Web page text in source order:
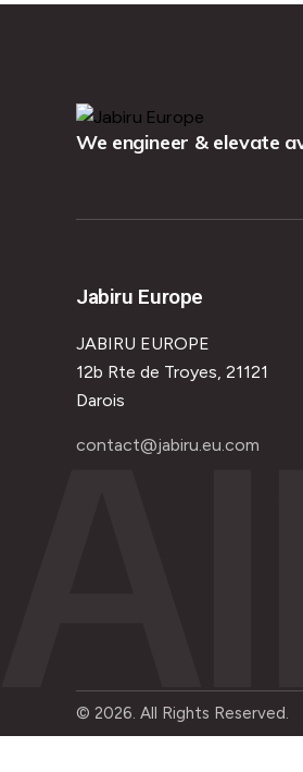
We engineer & elevate
Jabiru Europe
JABIRU EUROPE
12b Rte de Troyes, 21121
Darois
contact@jabiru.eu.com
© 2026. All Rights Reserved.